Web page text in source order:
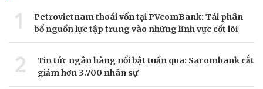
1
Petrovietnam thoái vốn tại PVcomBank: Tái phân
bổ nguồn lực tập trung vào những lĩnh vực cốt lõi
2
Tin tức ngân hàng nổi bật tuần qua: Sacombank cắt
giảm hơn 3.700 nhân sự